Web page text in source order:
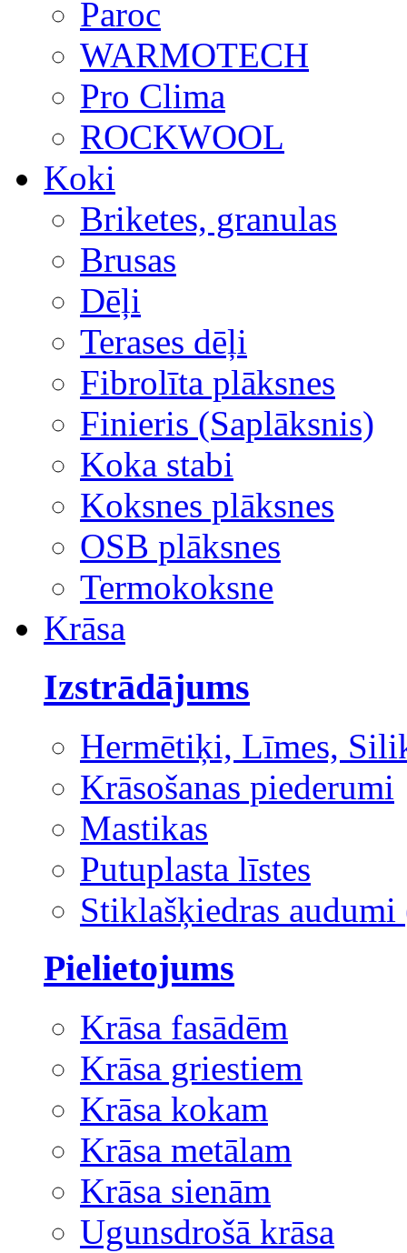
Paroc
WARMOTECH
Pro Clima
ROCKWOOL
Koki
Briketes, granulas
Brusas
Dēļi
Terases dēļi
Fibrolīta plāksnes
Finieris (Saplāksnis)
Koka stabi
Koksnes plāksnes
OSB plāksnes
Termokoksne
Krāsa
Izstrādājums
Hermētiķi, Līmes,
Krāsošanas piederumi
Mastikas
Putuplasta līstes
Stiklašķiedras audumi
Pielietojums
Krāsa fasādēm
Krāsa griestiem
Krāsa kokam
Krāsa metālam
Krāsa sienām
Ugunsdrošā krāsa